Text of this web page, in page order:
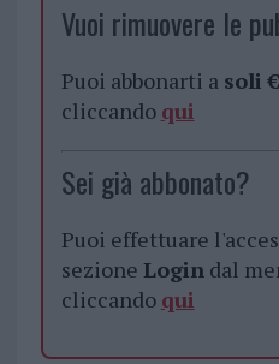
Vuoi rimuovere le
Puoi abbonarti a soli
cliccando qui
Sei già abbonato?
Puoi effettuare
sezione Logindal
cliccando qui